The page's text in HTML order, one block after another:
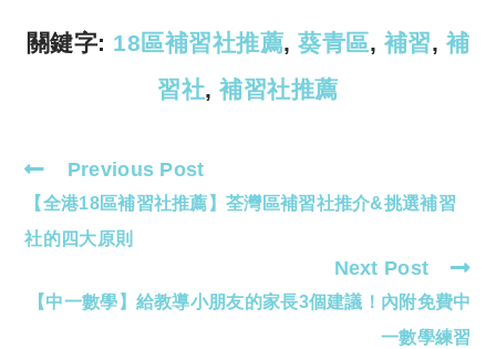
k
p
關鍵字: 18區補習社推薦, 葵青區, 補習, 補
習社, 補習社推薦
Read
more
articles
Previous Post
【全港18區補習社推薦】荃灣區補習社推介&挑選補習
社的四大原則
Next Post
【中一數學】給教導小朋友的家長3個建議！內附免費中
一數學練習